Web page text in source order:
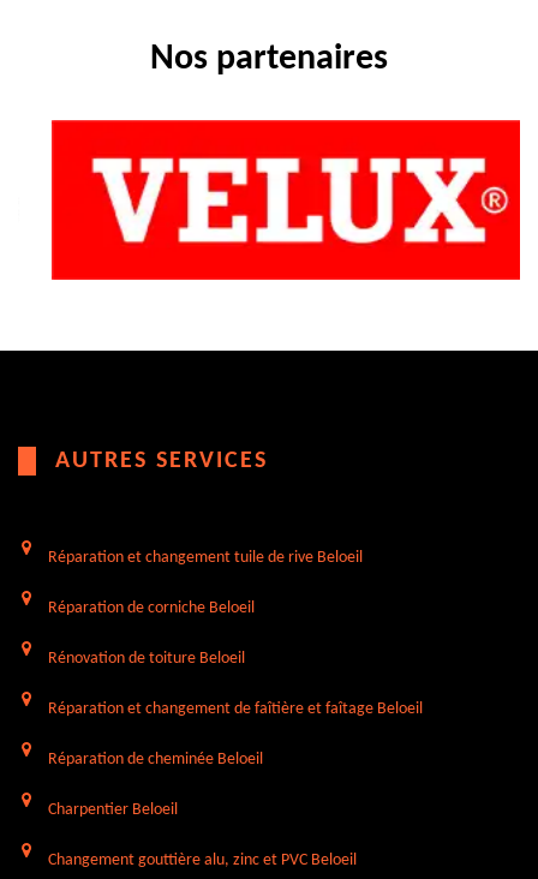
Nos partenaires
AUTRES SERVICES
Réparation et changement tuile de rive Beloeil
Réparation de corniche Beloeil
Rénovation de toiture Beloeil
Réparation et changement de faîtière et faîtage Beloeil
Réparation de cheminée Beloeil
Charpentier Beloeil
Changement gouttière alu, zinc et PVC Beloeil